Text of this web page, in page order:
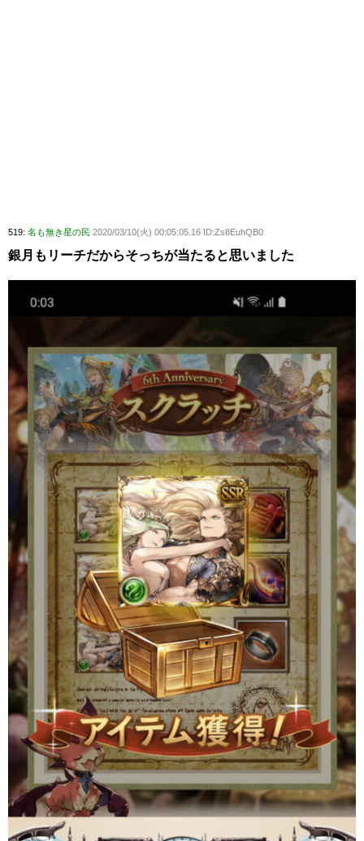
519: 名も無き星の民 2020/03/10(火) 00:05:05.16 ID:Zs8EuhQB0
銀月もリーチだからそっちが当たると思いました